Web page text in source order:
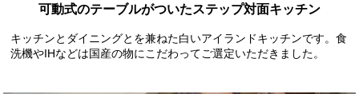
可動式のテーブルがついたステップ対面キッチン
キッチンとダイニングとを兼ねた白いアイランドキッチンです。食
洗機やIHなどは国産の物にこだわってご選定いただきました。